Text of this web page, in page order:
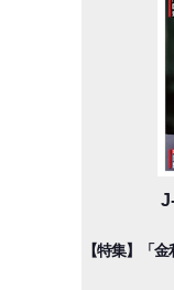
【特集】「